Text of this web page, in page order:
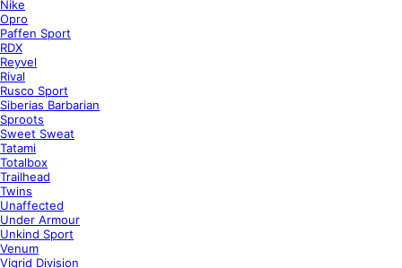
Nike
Opro
Paffen Sport
RDX
Reyvel
Rival
Rusco Sport
Siberias Barbarian
Sproots
Sweet Sweat
Tatami
Totalbox
Trailhead
Twins
Unaffected
Under Armour
Unkind Sport
Venum
Vigrid Division